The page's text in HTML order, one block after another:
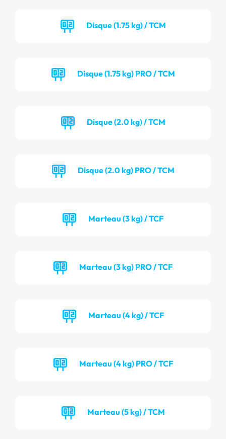
Disque (1.75 kg) / TCM
Disque (1.75 kg) PRO / TCM
Disque (2.0 kg) / TCM
Disque (2.0 kg) PRO / TCM
Marteau (3 kg) / TCF
Marteau (3 kg) PRO / TCF
Marteau (4 kg) / TCF
Marteau (4 kg) PRO / TCF
Marteau (5 kg) / TCM